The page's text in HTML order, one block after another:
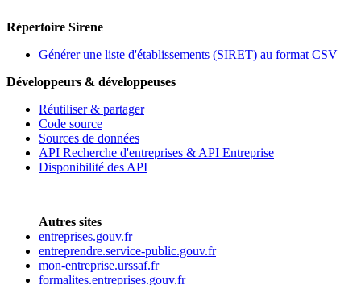
Répertoire Sirene
Générer une liste d'établissements (SIRET) au format CSV
Développeurs & développeuses
Réutiliser & partager
Code source
Sources de données
API Recherche d'entreprises & API Entreprise
Disponibilité des API
Autres sites
entreprises.gouv.fr
entreprendre.service-public.gouv.fr
mon-entreprise.urssaf.fr
formalites.entreprises.gouv.fr